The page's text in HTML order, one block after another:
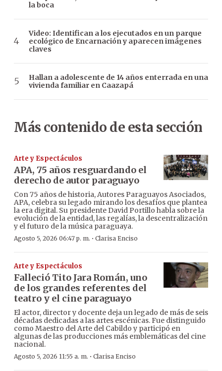
la boca
Video: Identifican a los ejecutados en un parque
ecológico de Encarnación y aparecen imágenes
claves
Hallan a adolescente de 14 años enterrada en una
vivienda familiar en Caazapá
Más contenido de esta sección
Arte y Espectáculos
APA, 75 años resguardando el
derecho de autor paraguayo
Con 75 años de historia, Autores Paraguayos Asociados,
APA, celebra su legado mirando los desafíos que plantea
la era digital. Su presidente David Portillo habla sobre la
evolución de la entidad, las regalías, la descentralización
y el futuro de la música paraguaya.
Agosto 5, 2026 06:47 p. m. · Clarisa Enciso
Arte y Espectáculos
Falleció Tito Jara Román, uno
de los grandes referentes del
teatro y el cine paraguayo
El actor, director y docente deja un legado de más de seis
décadas dedicadas a las artes escénicas. Fue distinguido
como Maestro del Arte del Cabildo y participó en
algunas de las producciones más emblemáticas del cine
nacional.
Agosto 5, 2026 11:55 a. m. · Clarisa Enciso